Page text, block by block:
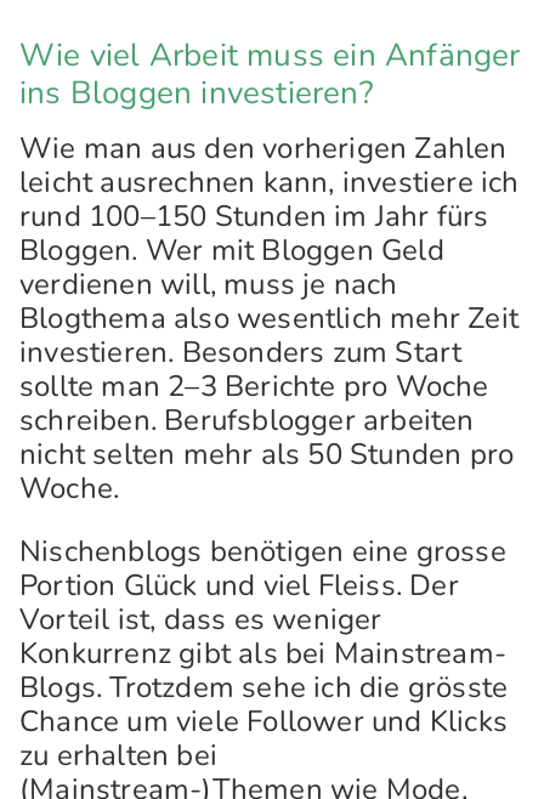
Wie viel Arbeit muss ein Anfänger
ins Bloggen investieren?
Wie man aus den vorherigen Zahlen
leicht ausrechnen kann, investiere ich
rund 100–150 Stunden im Jahr fürs
Bloggen. Wer mit Bloggen Geld
verdienen will, muss je nach
Blogthema also wesentlich mehr Zeit
investieren. Besonders zum Start
sollte man 2–3 Berichte pro Woche
schreiben. Berufsblogger arbeiten
nicht selten mehr als 50 Stunden pro
Woche.
Nischenblogs benötigen eine grosse
Portion Glück und viel Fleiss. Der
Vorteil ist, dass es weniger
Konkurrenz gibt als bei Mainstream-
Blogs. Trotzdem sehe ich die grösste
Chance um viele Follower und Klicks
zu erhalten bei
(Mainstream-)Themen wie Mode,